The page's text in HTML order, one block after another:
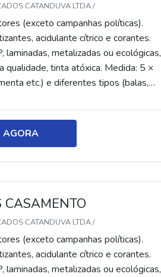
CATANDUVA LTDA /
(exceto campanhas políticas).
acidulante cítrico e corantes.
metalizadas ou ecológicas,
qualidade, tinta atóxica. Medida: 5 ×
etc.) e diferentes tipos (balas,
AGORA
CATANDUVA LTDA /
(exceto campanhas políticas).
acidulante cítrico e corantes.
metalizadas ou ecológicas,